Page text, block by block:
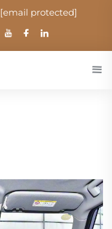
[email protected]